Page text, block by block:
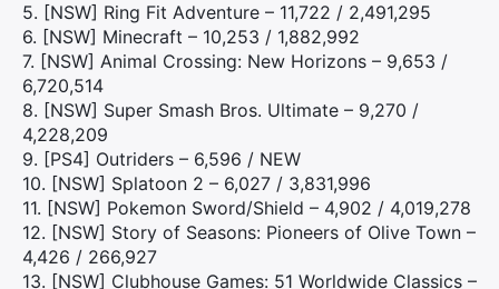
5. [NSW] Ring Fit Adventure – 11,722 / 2,491,295
6. [NSW] Minecraft – 10,253 / 1,882,992
7. [NSW] Animal Crossing: New Horizons – 9,653 /
6,720,514
8. [NSW] Super Smash Bros. Ultimate – 9,270 /
4,228,209
9. [PS4] Outriders – 6,596 / NEW
10. [NSW] Splatoon 2 – 6,027 / 3,831,996
11. [NSW] Pokemon Sword/Shield – 4,902 / 4,019,278
12. [NSW] Story of Seasons: Pioneers of Olive Town –
4,426 / 266,927
13. [NSW] Clubhouse Games: 51 Worldwide Classics –